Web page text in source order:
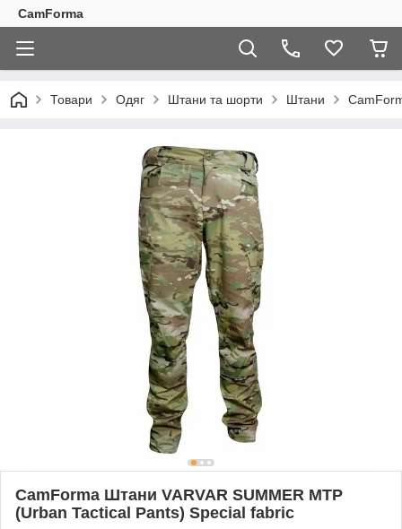
CamForma
Товари Одяг Штани та шорти Штани
CamForma Штани VARVAR SUMMER MTP
(Urban Tactical Pants) Special fabric